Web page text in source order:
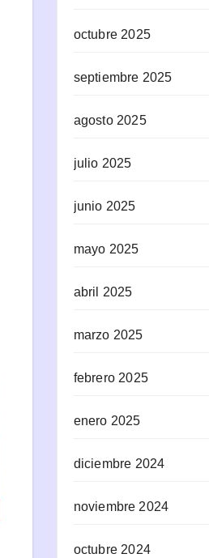
octubre 2025
septiembre 2025
agosto 2025
julio 2025
junio 2025
mayo 2025
abril 2025
marzo 2025
febrero 2025
enero 2025
diciembre 2024
noviembre 2024
octubre 2024